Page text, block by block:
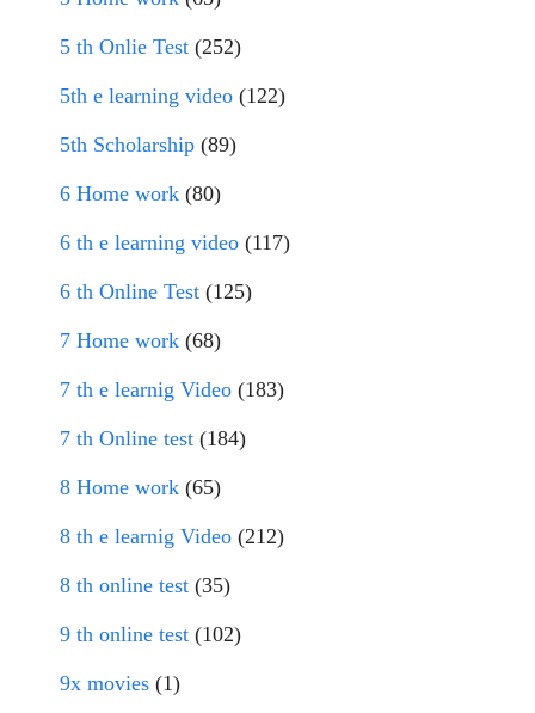
5 th Onlie Test (252)
5th e learning video (122)
5th Scholarship (89)
6 Home work (80)
6 th e learning video (117)
6 th Online Test (125)
7 Home work (68)
7 th e learnig Video (183)
7 th Online test (184)
8 Home work (65)
8 th e learnig Video (212)
8 th online test (35)
9 th online test (102)
9x movies (1)